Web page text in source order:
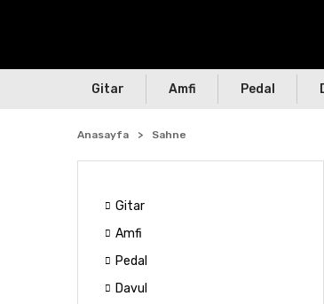
Gitar Amfi Pedal
Anasayfa Sahne
Gitar
Amfi
Pedal
Davul